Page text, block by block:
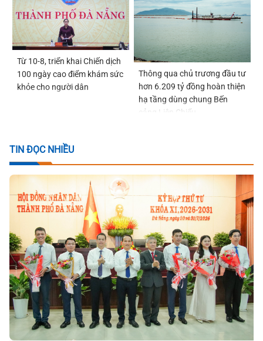
Từ 10-8, triển khai Chiến dịch
100 ngày cao điểm khám sức
khỏe cho người dân
Thông qua chủ trương đầu tư
hơn 6.209 tỷ đồng hoàn thiện
hạ tầng dùng chung Bến
cảng Liên Chiểu
TIN ĐỌC NHIỀU